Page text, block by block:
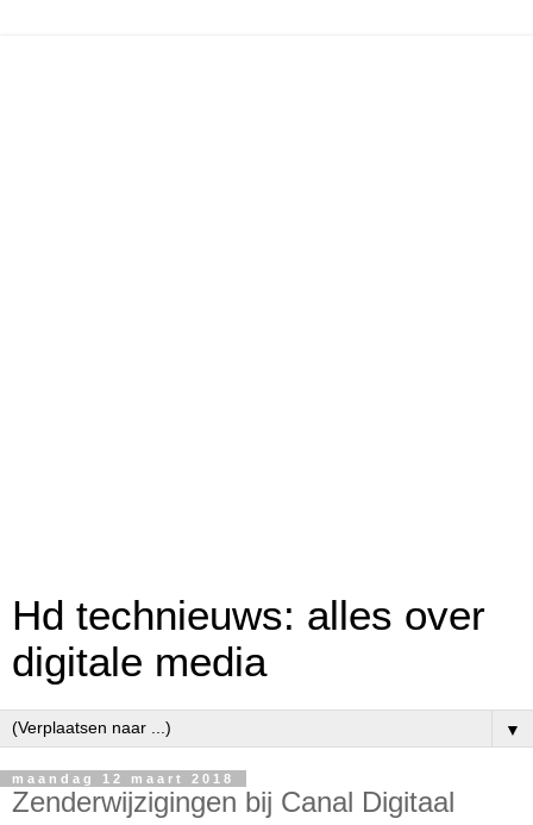
Hd technieuws: alles over
digitale media
▼
maandag 12 maart 2018
Zenderwijzigingen bij Canal Digitaal